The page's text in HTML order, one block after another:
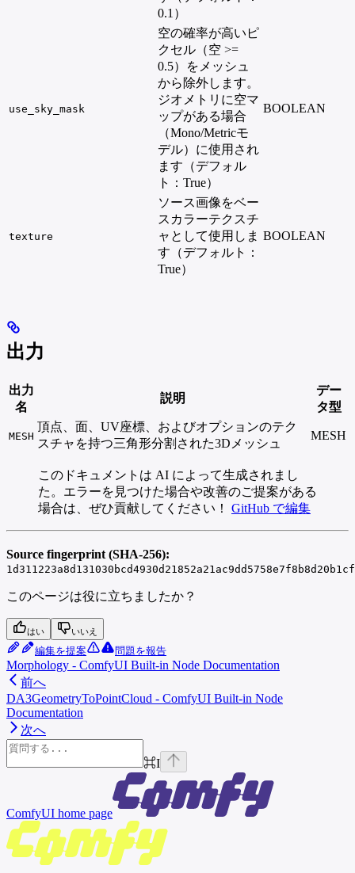
0.1）
use_sky_mask
空の確率が高いピ
クセル（空 >=
0.5）をメッシュ
から除外します。
ジオメトリに空マ
ップがある場合
（Mono/Metricモ
デル）に使用され
ます（デフォル
ト：True）
BOOLEAN
texture
ソース画像をベー
スカラーテクスチ
ャとして使用しま
す（デフォルト：
True）
BOOLEAN
出力
出力
名
説明
デー
タ型
MESH
頂点、面、UV座標、およびオプションのテク
スチャを持つ三角形分割された3Dメッシュ
MESH
このドキュメントは AI によって生成されまし
た。エラーを見つけた場合や改善のご提案がある
場合は、ぜひ貢献してください！ GitHub で編集
Source fingerprint (SHA-256):
このページは役に立ちましたか？
はい いいえ
編集を提案 問題を報告
Morphology - ComfyUI Built-in Node Documentation
前へ
DA3GeometryToPointCloud - ComfyUI Built-in Node
Documentation
次へ
⌘I
ComfyUI home page